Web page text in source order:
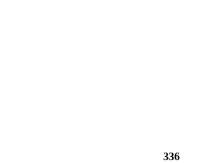
336